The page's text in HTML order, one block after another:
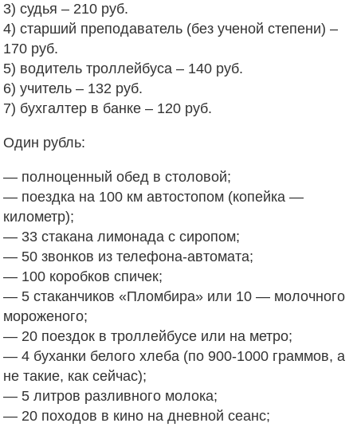
3) судья – 210 руб.
4) старший преподаватель (без ученой степени) –
170 руб.
5) водитель троллейбуса – 140 руб.
6) учитель – 132 руб.
7) бухгалтер в банке – 120 руб.
Один рубль:
— полноценный обед в столовой;
— поездка на 100 км автостопом (копейка —
километр);
— 33 стакана лимонада с сиропом;
— 50 звонков из телефона-автомата;
— 100 коробков спичек;
— 5 стаканчиков «Пломбира» или 10 — молочного
мороженого;
— 20 поездок в троллейбусе или на метро;
— 4 буханки белого хлеба (по 900-1000 граммов, а
не такие, как сейчас);
— 5 литров разливного молока;
— 20 походов в кино на дневной сеанс;